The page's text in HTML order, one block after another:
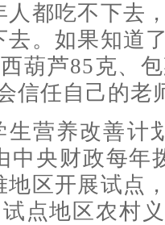
都吃不下去
去。如果知道
葫芦85克、
信任自己的老
生营养改善计
中央财政每年
区开展试点
点地区农村